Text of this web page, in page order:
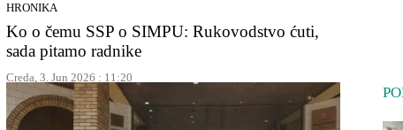
HRONIKA
Ko o čemu SSP o SIMPU: Rukovodstvo ćuti,
sada pitamo radnike
Creda, 3. Jun 2026 : 11:20